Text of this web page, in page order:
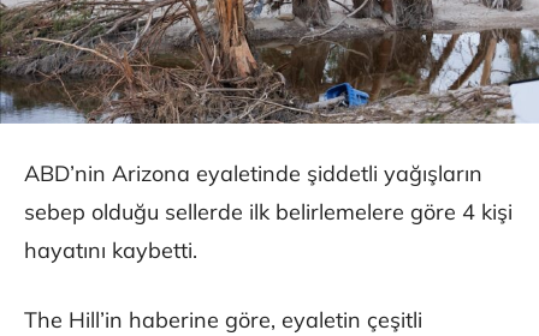
ABD’nin Arizona eyaletinde şiddetli yağışların
sebep olduğu sellerde ilk belirlemelere göre 4 kişi
hayatını kaybetti.
The Hill’in haberine göre, eyaletin çeşitli